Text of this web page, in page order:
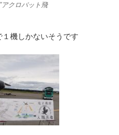
アクロバット飛
１機しかないそうです